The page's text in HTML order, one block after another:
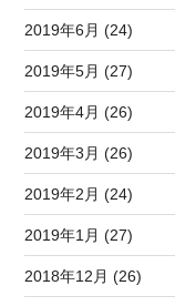
2019年6月 (24)
2019年5月 (27)
2019年4月 (26)
2019年3月 (26)
2019年2月 (24)
2019年1月 (27)
2018年12月 (26)